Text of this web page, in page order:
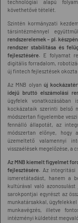
technológiai alapú
követhetővé tételét.
Szintén kormányzati
társintézménnyel
rendszerelemek – pl.
rendszer stabilitása és
fejlesztésére. E folyamat
digitális forradalom,
új fintech fejlesztések
Az MNB olyan új
idejű bruttó elszámolási
ügyfelek
kockázataik szerinti belső
módszertan figyelembe
fennálló állapotát, az
módszertan előnye, hogy
üzemeltető valamennyi
visszaélések megelőzése, a
Az MNB kiemelt figyelmet
fejlesztésére. Az integritási
ismeretátadást, hanem a
kultúrával való
sarokpontjai egyrészt az
munkatársakkal,
munkavégzés, illetve
intézményi küldetést